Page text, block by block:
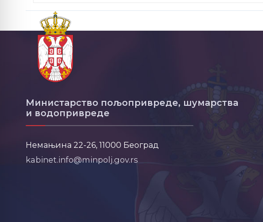
Министарство пољопривреде, шумарства
и водопривреде
Немањина 22-26, 11000 Београд
kabinet.info@minpolj.gov.rs